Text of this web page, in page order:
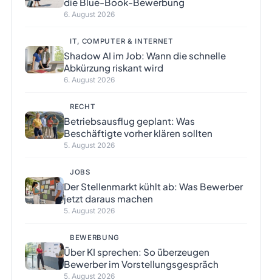
die Blue-Book-Bewerbung
6. August 2026
IT, COMPUTER & INTERNET
Shadow AI im Job: Wann die schnelle
Abkürzung riskant wird
6. August 2026
RECHT
Betriebsausflug geplant: Was
Beschäftigte vorher klären sollten
5. August 2026
JOBS
Der Stellenmarkt kühlt ab: Was Bewerber
jetzt daraus machen
5. August 2026
BEWERBUNG
Über KI sprechen: So überzeugen
Bewerber im Vorstellungsgespräch
5. August 2026